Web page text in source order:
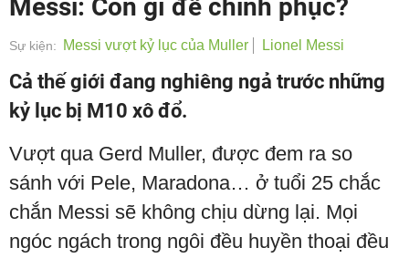
Messi: Còn gì để chinh phục?
Sự kiện: Messi vượt kỷ lục của Muller Lionel Messi
Cả thế giới đang nghiêng ngả trước những
kỷ lục bị M10 xô đổ.
Vượt qua Gerd Muller, được đem ra so
sánh với Pele, Maradona… ở tuổi 25 chắc
chắn Messi sẽ không chịu dừng lại. Mọi
ngóc ngách trong ngôi đều huyền thoại đều